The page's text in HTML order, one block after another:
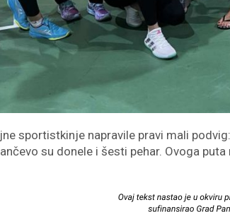
sportistkinje napravile pravi mali
su donele i šesti pehar. Ovoga